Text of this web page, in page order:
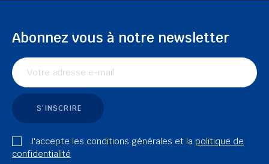
Abonnez vous à notre newsletter
S'INSCRIRE
J'accepte les conditions générales et la politique de
confidentialité